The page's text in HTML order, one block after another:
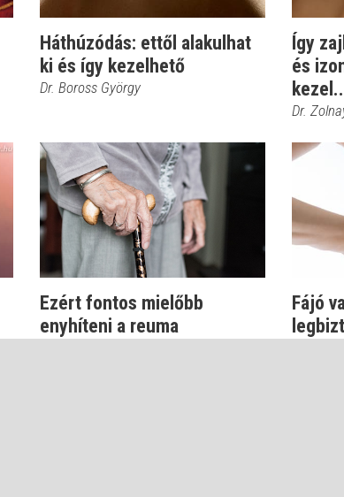
Háthúzódás: ettől alakulhat
ki és így kezelhető
Dr. Boross György
Így
és
Dr.
Ezért fontos mielőbb
enyhíteni a reuma
Fájó